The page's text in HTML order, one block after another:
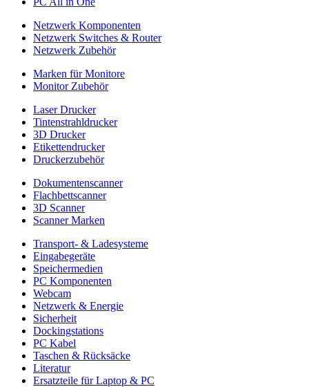
Netzwerk Komponenten
Netzwerk Switches & Router
Netzwerk Zubehör
Marken für Monitore
Monitor Zubehör
Laser Drucker
Tintenstrahldrucker
3D Drucker
Etikettendrucker
Druckerzubehör
Dokumentenscanner
Flachbettscanner
3D Scanner
Scanner Marken
Transport- & Ladesysteme
Eingabegeräte
Speichermedien
PC Komponenten
Webcam
Netzwerk & Energie
Sicherheit
Dockingstations
PC Kabel
Taschen & Rücksäcke
Literatur
Ersatzteile für Laptop & PC